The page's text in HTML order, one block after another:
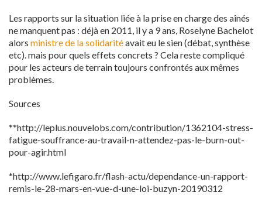
Les rapports sur la situation liée à la prise en charge des aînés
ne manquent pas : déjà en 2011, il y a 9 ans, Roselyne Bachelot
alors ministre de la solidaritéavait eu le sien (débat, synthèse
etc). mais pour quels effets concrets ? Cela reste compliqué
pour les acteurs de terrain toujours confrontés aux mêmes
problèmes.
Sources
**http://leplus.nouvelobs.com/contribution/1362104-stress-
fatigue-souffrance-au-travail-n-attendez-pas-le-burn-out-
pour-agir.html
*http://www.lefigaro.fr/flash-actu/dependance-un-rapport-
remis-le-28-mars-en-vue-d-une-loi-buzyn-20190312